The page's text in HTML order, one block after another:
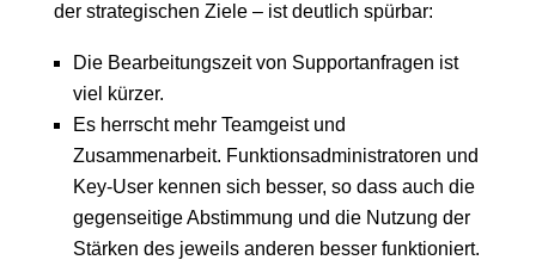
der strategischen Ziele – ist deutlich spürbar:
Die Bearbeitungszeit von Supportanfragen ist
viel kürzer.
Es herrscht mehr Teamgeist und
Zusammenarbeit. Funktionsadministratoren und
Key-User kennen sich besser, so dass auch die
gegenseitige Abstimmung und die Nutzung der
Stärken des jeweils anderen besser funktioniert.